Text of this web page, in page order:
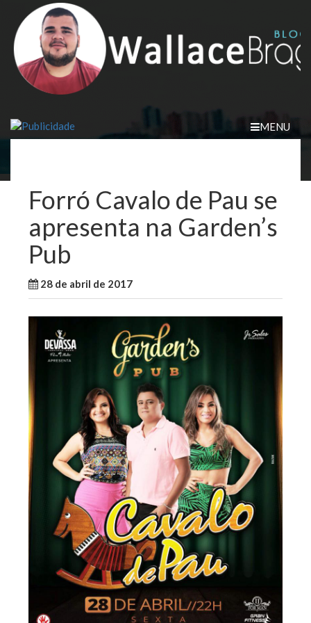
content
MENU
Forró Cavalo de Pau se
apresenta na Garden’s
Pub
28 de abril de 2017